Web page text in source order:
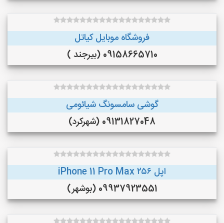
فروشگاه موبایل کیاتل
09158665710 (بیرجند )
گوشی سامسونگ شیائومی
09131827048 (شهرکرد)
اپل iPhone 11 Pro Max ۲۵۶
09937923551 (بوشهر)